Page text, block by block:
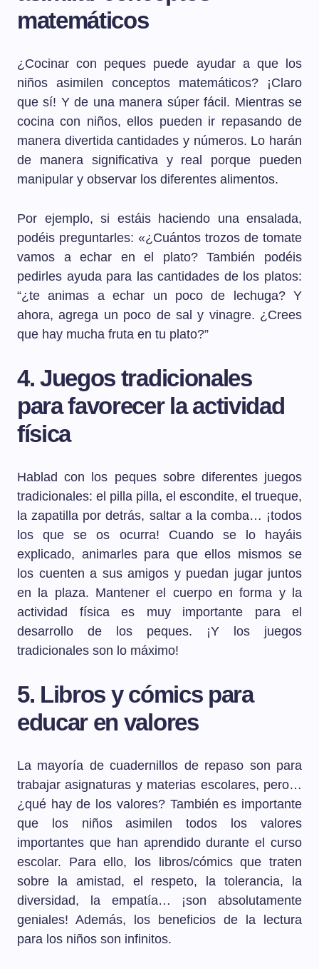
matemáticos
¿Cocinar con peques puede ayudar a que los
niños asimilen conceptos matemáticos? ¡Claro
que sí! Y de una manera súper fácil. Mientras se
cocina con niños, ellos pueden ir repasando de
manera divertida cantidades y números. Lo harán
de manera significativa y real porque pueden
manipular y observar los diferentes alimentos.
Por ejemplo, si estáis haciendo una ensalada,
podéis preguntarles: «¿Cuántos trozos de tomate
vamos a echar en el plato? También podéis
pedirles ayuda para las cantidades de los platos:
“¿te animas a echar un poco de lechuga? Y
ahora, agrega un poco de sal y vinagre. ¿Crees
que hay mucha fruta en tu plato?”
4. Juegos tradicionales
para favorecer la actividad
física
Hablad con los peques sobre diferentes juegos
tradicionales: el pilla pilla, el escondite, el trueque,
la zapatilla por detrás, saltar a la comba… ¡todos
los que se os ocurra! Cuando se lo hayáis
explicado, animarles para que ellos mismos se
los cuenten a sus amigos y puedan jugar juntos
en la plaza. Mantener el cuerpo en forma y la
actividad física es muy importante para el
desarrollo de los peques. ¡Y los juegos
tradicionales son lo máximo!
5. Libros y cómics para
educar en valores
La mayoría de cuadernillos de repaso son para
trabajar asignaturas y materias escolares, pero…
¿qué hay de los valores? También es importante
que los niños asimilen todos los valores
importantes que han aprendido durante el curso
escolar. Para ello, los libros/cómics que traten
sobre la amistad, el respeto, la tolerancia, la
diversidad, la empatía… ¡son absolutamente
geniales! Además, los beneficios de la lectura
para los niños son infinitos.